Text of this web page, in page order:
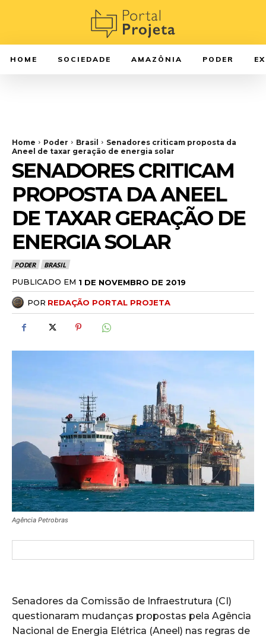
HOME SOCIEDADE AMAZÔNIA PODER
Home Poder Brasil
Senadores criticam proposta da
Aneel de taxar geração de energia solar
SENADORES CRITICAM
PROPOSTA DA ANEEL
DE TAXAR GERAÇÃO DE
ENERGIA SOLAR
PODER BRASIL
PUBLICADO EM 1 DE NOVEMBRO DE 2019
POR REDAÇÃO PORTAL PROJETA
Agência Petrobras
Senadores da Comissão de Infraestrutura (CI)
questionaram mudanças propostas pela Agência
Nacional de Energia Elétrica (Aneel) nas regras de